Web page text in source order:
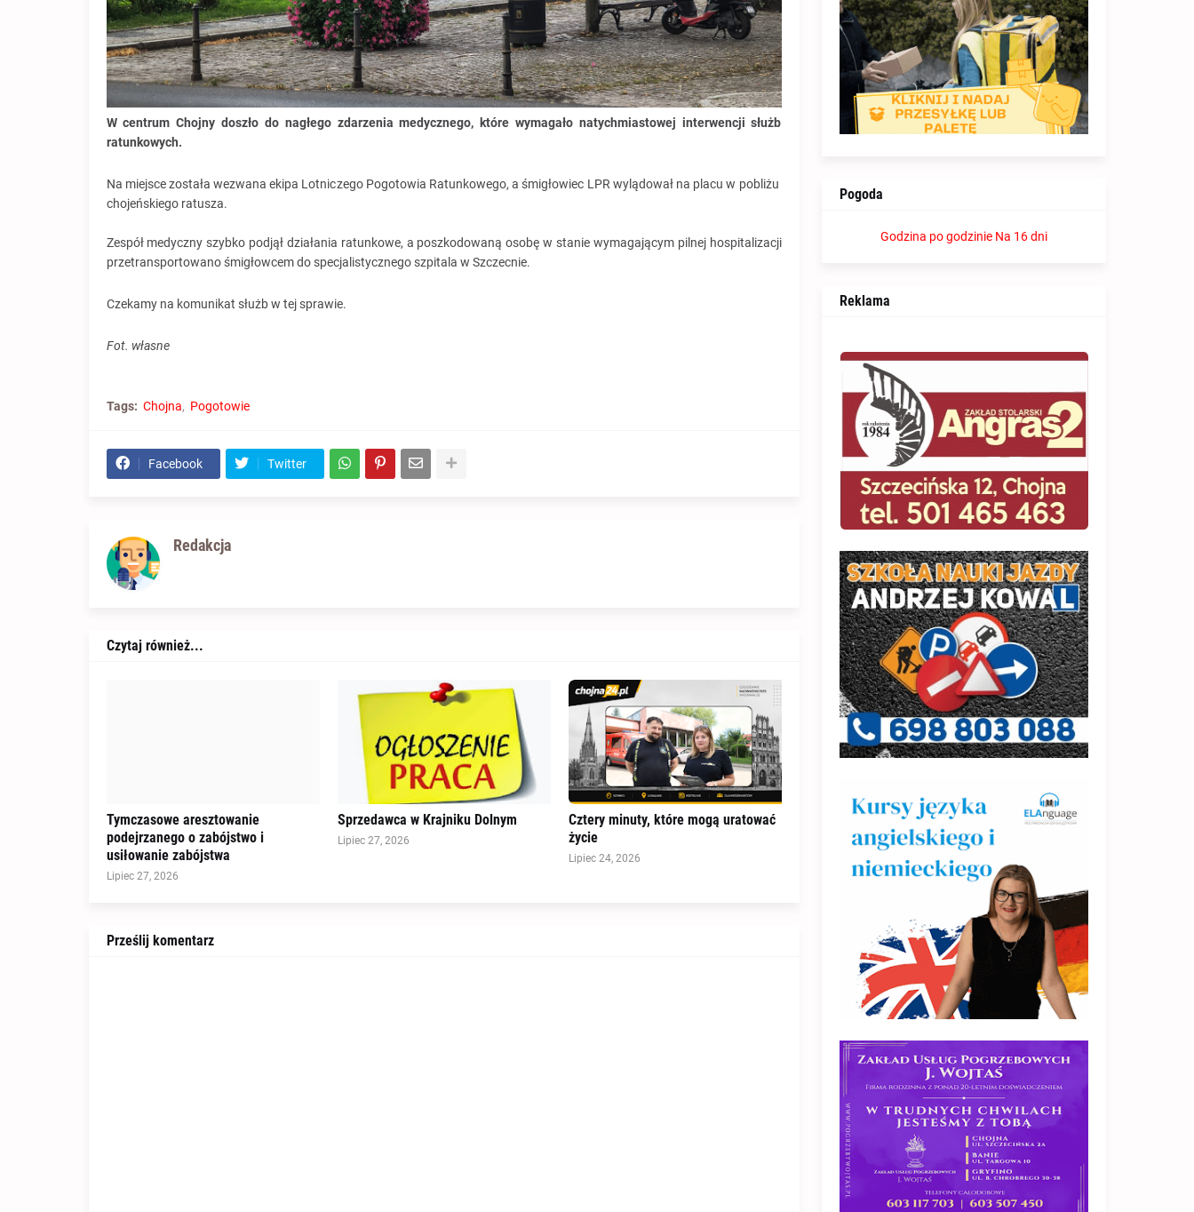
W centrum Chojny doszło do nagłego zdarzenia medycznego, które wymagało natychmiastowej interwencji służb
ratunkowych.
Na miejsce została wezwana ekipa Lotniczego Pogotowia Ratunkowego, a śmigłowiec LPR wylądował na placu w pobliżu
chojeńskiego ratusza.
Zespół medyczny szybko podjął działania ratunkowe, a poszkodowaną osobę w stanie wymagającym pilnej hospitalizacji
przetransportowano śmigłowcem do specjalistycznego szpitala w Szczecnie.
Czekamy na komunikat służb w tej sprawie.
Fot. własne
Tags: Chojna Pogotowie
Facebook Twitter
Redakcja
Czytaj również...
Tymczasowe aresztowanie
podejrzanego o zabójstwo i
usiłowanie zabójstwa
Lipiec 27, 2026
Sprzedawca w Krajniku Dolnym
Lipiec 27, 2026
Cztery minuty, które mogą uratować
życie
Lipiec 24, 2026
Prześlij komentarz
Pogoda
Godzina po godzinie Na 16 dni
Reklama